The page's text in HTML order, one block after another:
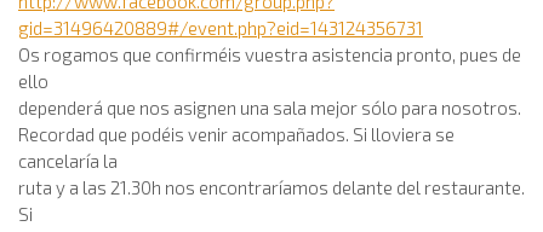
gid=31496420889#/event.php?eid=143124356731
Os rogamos que confirméis vuestra asistencia pronto, pues de
ello
dependerá que nos asignen una sala mejor sólo para nosotros.
Recordad que podéis venir acompañados. Si lloviera se
cancelaría la
ruta y a las 21.30h nos encontraríamos delante del restaurante.
Si